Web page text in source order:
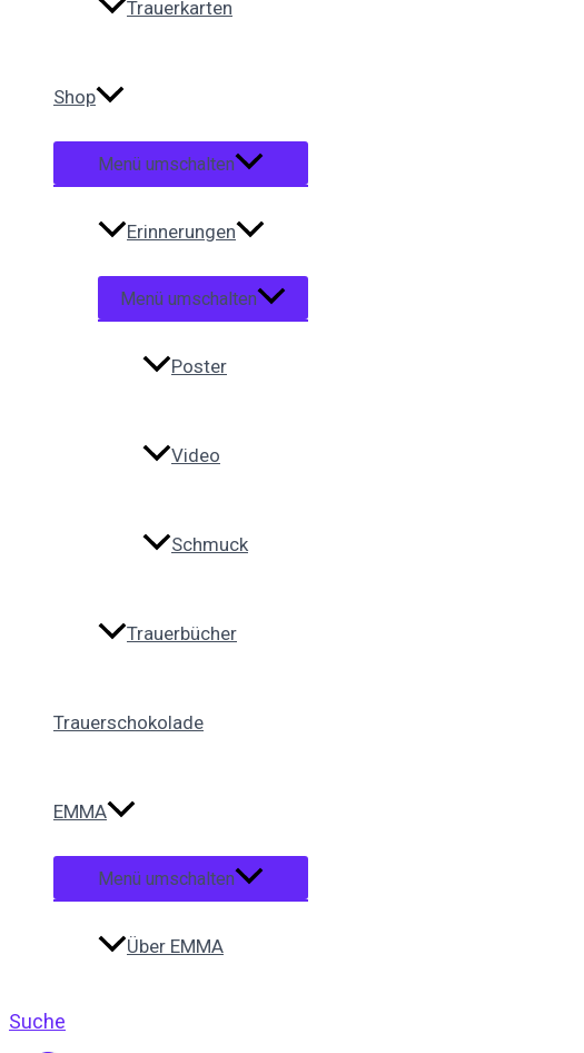
Trauerkarten
Shop
Menü umschalten
Erinnerungen
Menü umschalten
Poster
Video
Schmuck
Trauerbücher
Trauerschokolade
EMMA
Menü umschalten
Über EMMA
Suche